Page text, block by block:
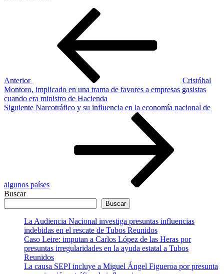
Anterior
Cristóbal
Montoro, implicado en una trama de favores a empresas gasistas
cuando era ministro de Hacienda
Siguiente
Siguiente Narcotráfico y su influencia en la economía nacional de
algunos países
Buscar
Buscar
La Audiencia Nacional investiga presuntas influencias
indebidas en el rescate de Tubos Reunidos
Caso Leire: imputan a Carlos López de las Heras por
presuntas irregularidades en la ayuda estatal a Tubos
Reunidos
La causa SEPI incluye a Miguel Ángel Figueroa por presunta